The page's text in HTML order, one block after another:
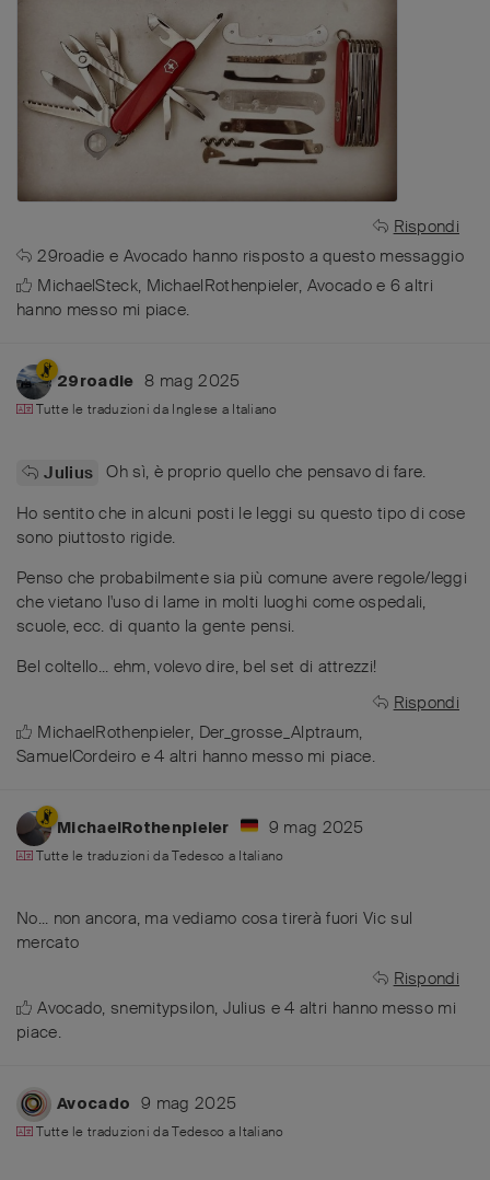
Rispondi
29roadie e Avocado hanno risposto a questo messaggio
MichaelSteck, MichaelRothenpieler, Avocadoe 6 altri
hanno messo mi piace.
29roadie 8 mag 2025
Tutte le traduzioni da Inglese a Italiano
Julius Oh sì, è proprio quello che pensavo di fare.
Ho sentito che in alcuni posti le leggi su questo tipo di cose
sono piuttosto rigide.
Penso che probabilmente sia più comune avere regole/leggi
che vietano l'uso di lame in molti luoghi come ospedali,
scuole, ecc. di quanto la gente pensi.
Bel coltello... ehm, volevo dire, bel set di attrezzi!
Rispondi
MichaelRothenpieler, Der_grosse_Alptraum,
SamuelCordeiro e4 altri hanno messo mi piace.
MichaelRothenpieler 9 mag 2025
Tutte le traduzioni daTedesco a Italiano
No... non ancora, ma vediamo cosa tirerà fuori Vic sul
mercato
Rispondi
Avocado, snemitypsilon, Julius e4 altri hanno messo mi
piace.
Avocado 9 mag 2025
Tutte le traduzioni daTedesco a Italiano